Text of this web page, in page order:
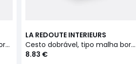
Cesto dobrável, tipo malha borboto, Boklio
LA REDOUTE INTERIEURS
Cesto dobrável, tipo malha borboto, Boklio
8.83 €